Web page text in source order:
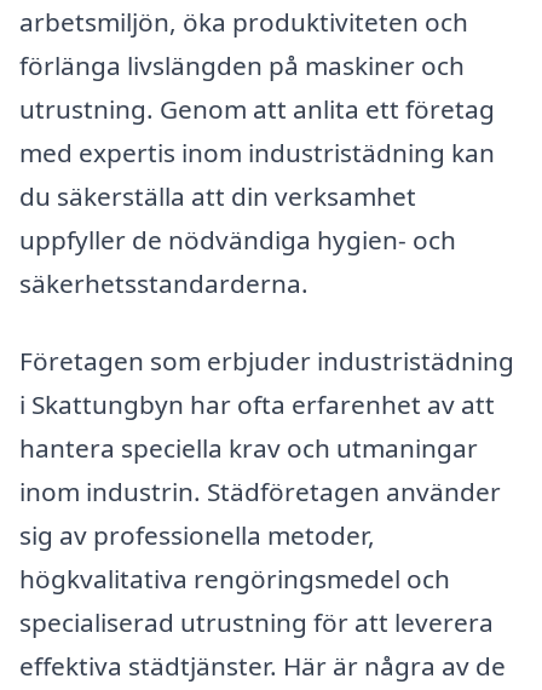
arbetsmiljön, öka produktiviteten och
förlänga livslängden på maskiner och
utrustning. Genom att anlita ett företag
med expertis inom industristädning kan
du säkerställa att din verksamhet
uppfyller de nödvändiga hygien- och
säkerhetsstandarderna.
Företagen som erbjuder industristädning
i Skattungbyn har ofta erfarenhet av att
hantera speciella krav och utmaningar
inom industrin. Städföretagen använder
sig av professionella metoder,
högkvalitativa rengöringsmedel och
specialiserad utrustning för att leverera
effektiva städtjänster. Här är några av de